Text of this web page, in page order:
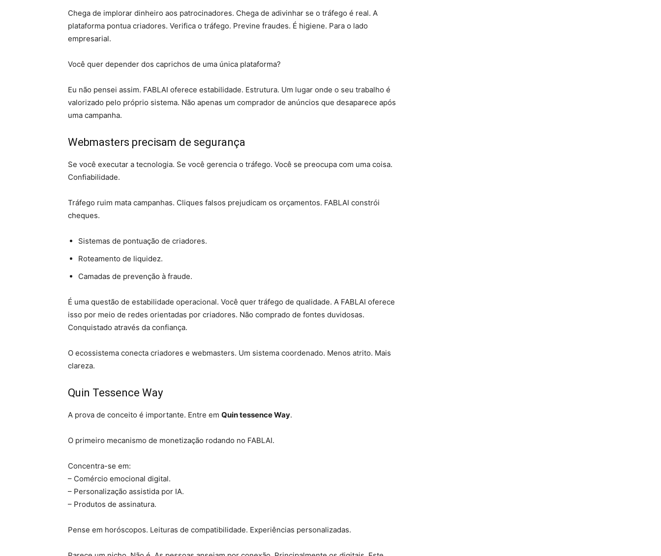
Chega de implorar dinheiro aos patrocinadores. Chega de adivinhar se o tráfego é real. A
plataforma pontua criadores. Verifica o tráfego. Previne fraudes. É higiene. Para o lado
empresarial.
Você quer depender dos caprichos de uma única plataforma?
Eu não pensei assim. FABLAI oferece estabilidade. Estrutura. Um lugar onde o seu trabalho é
valorizado pelo próprio sistema. Não apenas um comprador de anúncios que desaparece após
uma campanha.
Webmasters precisam de segurança
Se você executar a tecnologia. Se você gerencia o tráfego. Você se preocupa com uma coisa.
Confiabilidade.
Tráfego ruim mata campanhas. Cliques falsos prejudicam os orçamentos. FABLAI constrói
cheques.
Sistemas de pontuação de criadores.
Roteamento de liquidez.
Camadas de prevenção à fraude.
É uma questão de estabilidade operacional. Você quer tráfego de qualidade. A FABLAI oferece
isso por meio de redes orientadas por criadores. Não comprado de fontes duvidosas.
Conquistado através da confiança.
O ecossistema conecta criadores e webmasters. Um sistema coordenado. Menos atrito. Mais
clareza.
Quin Tessence Way
A prova de conceito é importante. Entre em Quin tessence Way.
O primeiro mecanismo de monetização rodando no FABLAI.
Concentra-se em:
– Comércio emocional digital.
– Personalização assistida por IA.
– Produtos de assinatura.
Pense em horóscopos. Leituras de compatibilidade. Experiências personalizadas.